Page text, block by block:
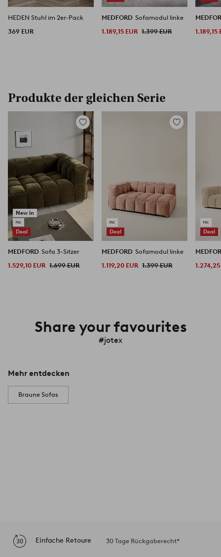
HEDEN Stuhl im 2er-Pack
369 EUR
MEDFORD Sofamodul linke
1.189,15 EUR 1.399 EUR
1.189,15
Produkte der gleichen Serie
New in
Deal
Zu
Favoriten
hinzufügen
MEDFORD Sofa 3-Sitzer
1.529,10 EUR 1.699 EUR
Deal
Zu
MEDFORD Sofamodul linke
1.119,20 EUR 1.399 EUR
Deal
1.274,25
Share your favourites
#jotex
Mehr entdecken
Braune Sofas
Einfache Retoure 30 Tage Rückgaberecht*